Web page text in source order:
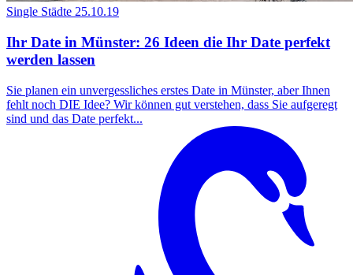
Single Städte 25.10.19
Ihr Date in Münster: 26 Ideen die Ihr Date perfekt
werden lassen
Sie planen ein unvergessliches erstes Date in Münster, aber Ihnen
fehlt noch DIE Idee? Wir können gut verstehen, dass Sie aufgeregt
sind und das Date perfekt...